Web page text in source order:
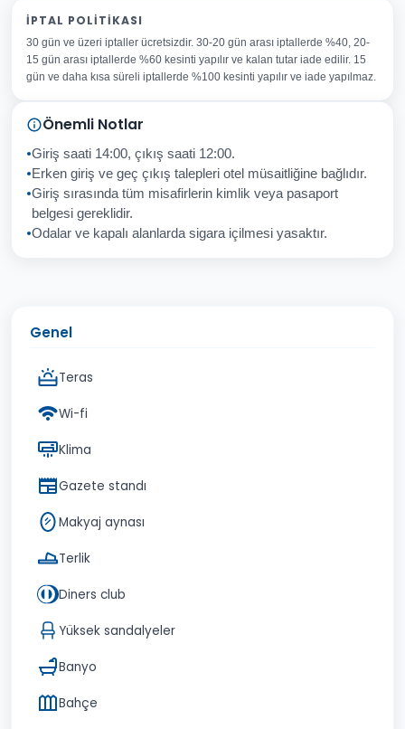
Adınız Soyadınız
E-posta Adresiniz
Konu
Sorunuz
İptal Gönder
İPTAL POLITIKASI
30 gün ve üzeri iptaller ücretsizdir. 30-20 gün arası iptallerde %40, 20-
15 gün arası iptallerde %60 kesinti yapılır ve kalan tutar iade edilir. 15
gün ve daha kısa süreli iptallerde %100 kesinti yapılır ve iade yapılmaz.
Önemli Notlar
Giriş saati 14:00, çıkış saati 12:00.
Erken giriş ve geç çıkış talepleri otel müsaitliğine bağlıdır.
Giriş sırasında tüm misafirlerin kimlik veya pasaport
belgesi gereklidir.
Odalar ve kapalı alanlarda sigara içilmesi yasaktır.
Genel
Teras
Wi-fi
Klima
Gazete standı
Makyaj aynası
Terlik
Diners club
Yüksek sandalyeler
Banyo
Bahçe